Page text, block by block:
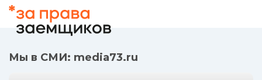
Мы в СМИ: media73.ru
Источник: media73.ru